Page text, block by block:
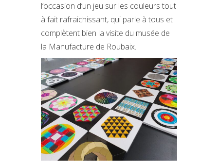
l’occasion d’un jeu sur les couleurs tout
à fait rafraichissant, qui parle à tous et
complètent bien la visite du musée de
la Manufacture de Roubaix.